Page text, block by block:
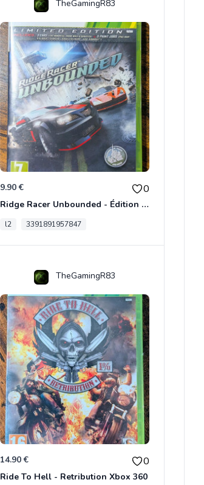
TheGamingR83
9.90 € 0
Ridge Racer Unbounded - Édition Limitée Xbox 360
l2 3391891957847
TheGamingR83
14.90 € 0
Ride To Hell - Retribution Xbox 360